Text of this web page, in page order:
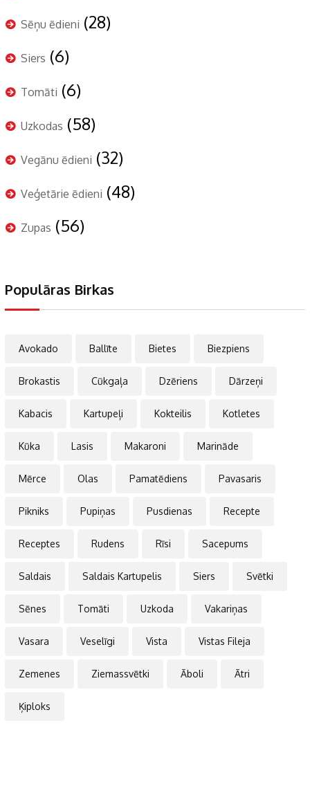
Sēņu ēdieni (28)
Siers (6)
Tomāti (6)
Uzkodas (58)
Vegānu ēdieni (32)
Veģetārie ēdieni (48)
Zupas (56)
Populāras Birkas
Avokado Ballīte Bietes Biezpiens
Brokastis Cūkgaļa Dzēriens Dārzeņi
Kabacis Kartupeļi Kokteilis Kotletes
Kūka Lasis Makaroni Marināde
Mērce Olas Pamatēdiens Pavasaris
Pikniks Pupiņas Pusdienas Recepte
Receptes Rudens Rīsi Sacepums
Saldais Saldais Kartupelis Siers Svētki
Sēnes Tomāti Uzkoda Vakariņas
Vasara Veselīgi Vista Vistas Fileja
Zemenes Ziemassvētki Āboli Ātri
Ķiploks